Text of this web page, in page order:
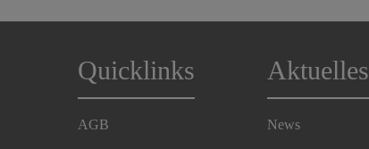
Quicklinks
AGB
Aktuelles
News